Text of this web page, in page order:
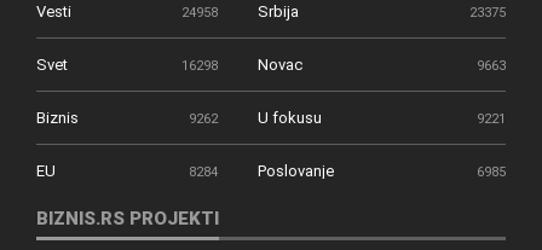
Vesti 24958 Srbija 23375
Svet 16298 Novac 9663
Biznis 9262 U fokusu 9221
EU 8284 Poslovanje 6985
BIZNIS.RS PROJEKTI